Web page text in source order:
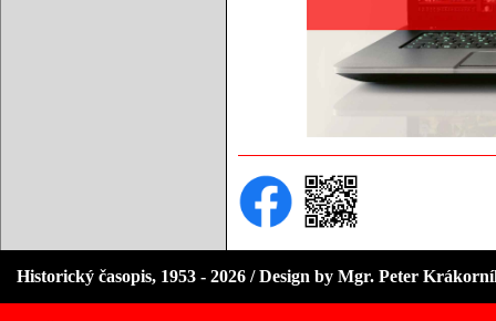
Historický časopis, 1953 - 2026 / Design by Mgr. Peter